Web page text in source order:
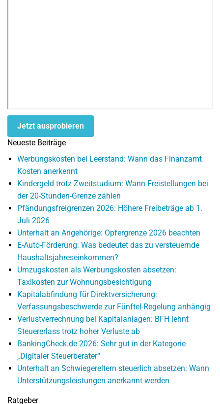
Jetzt ausprobieren
Neueste Beiträge
Werbungskosten bei Leerstand: Wann das Finanzamt
Kosten anerkennt
Kindergeld trotz Zweitstudium: Wann Freistellungen bei
der 20-Stunden-Grenze zählen
Pfändungsfreigrenzen 2026: Höhere Freibeträge ab 1.
Juli 2026
Unterhalt an Angehörige: Opfergrenze 2026 beachten
E-Auto-Förderung: Was bedeutet das zu versteuernde
Haushaltsjahreseinkommen?
Umzugskosten als Werbungskosten absetzen:
Taxikosten zur Wohnungsbesichtigung
Kapitalabfindung für Direktversicherung:
Verfassungsbeschwerde zur Fünftel-Regelung anhängig
Verlustverrechnung bei Kapitalanlagen: BFH lehnt
Steuererlass trotz hoher Verluste ab
BankingCheck.de 2026: Sehr gut in der Kategorie
„Digitaler Steuerberater“
Unterhalt an Schwiegereltern steuerlich absetzen: Wann
Unterstützungsleistungen anerkannt werden
Ratgeber